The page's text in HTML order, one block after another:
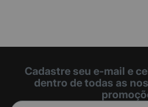
Cadastre seu e-mail e
dentro de todas as